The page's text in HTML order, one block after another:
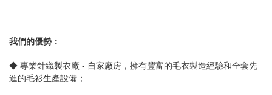
我們的優勢：
◆ 專業針織製衣廠 - 自家廠房，擁有豐富的毛衣製造經驗和全套先
進的毛衫生產設備 ；